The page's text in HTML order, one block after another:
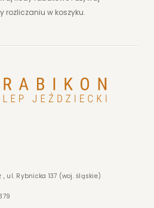
rozliczaniu w koszyku.
ul. Rybnicka 137 (woj. śląskie)